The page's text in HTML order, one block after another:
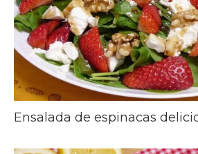
Ensalada de espinacas